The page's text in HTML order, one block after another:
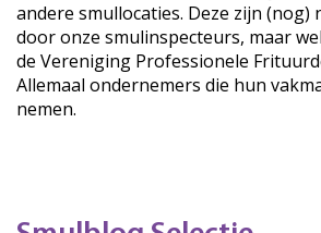
andere smullocaties. Deze zijn (nog)
door onze smulinspecteurs, maar
de Vereniging Professionele
Allemaal ondernemers die hun
nemen.